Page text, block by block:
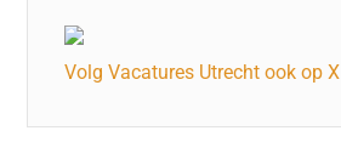
Volg Vacatures Utrecht ook op X